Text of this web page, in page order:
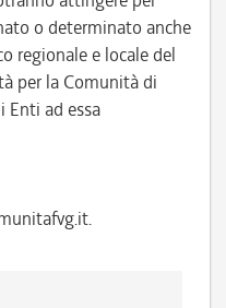
o determinato anche
regionale e locale del
per la Comunità di
Enti ad essa